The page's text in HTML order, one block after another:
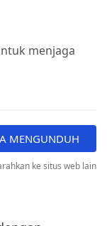
menjaga
MENGUNDUH
ke situs web lain